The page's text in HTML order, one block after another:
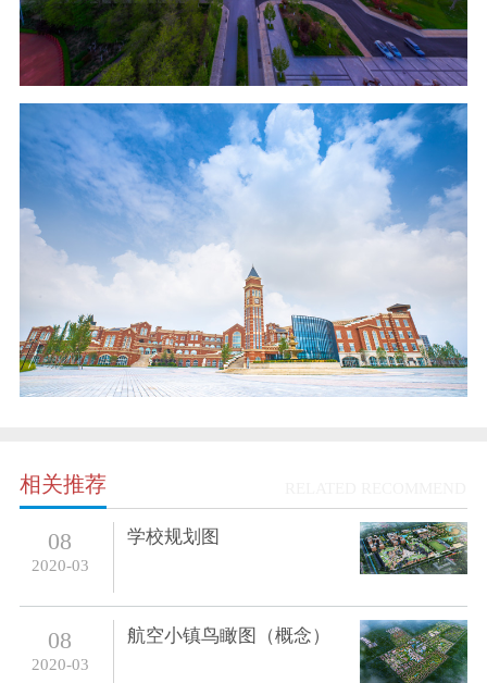
相关推荐
08
2020-03
学校规划图
08
2020-03
航空小镇鸟瞰图（概念）